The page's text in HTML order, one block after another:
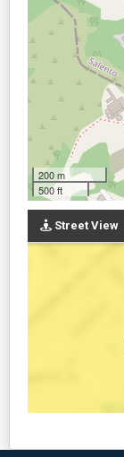
200 m
500 ft
Street View